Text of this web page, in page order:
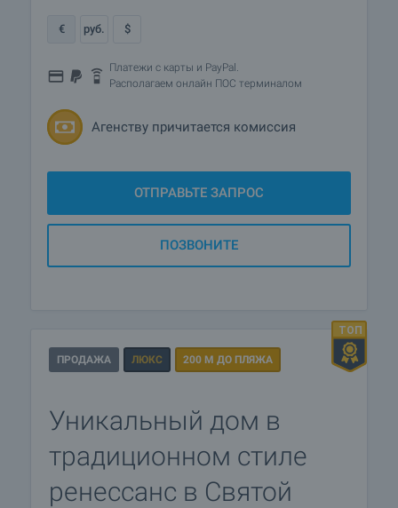
€ руб. $
Платежи с карты и PayPal.
Располагаем онлайн ПОС терминалом
Агенству причитается комиссия
ОТПРАВЬТЕ ЗАПРОС
ПОЗВОНИТЕ
ПРОДАЖА ЛЮКС 200 М ДО ПЛЯЖА
Уникальный дом в
традиционном стиле
ренессанс в Святой